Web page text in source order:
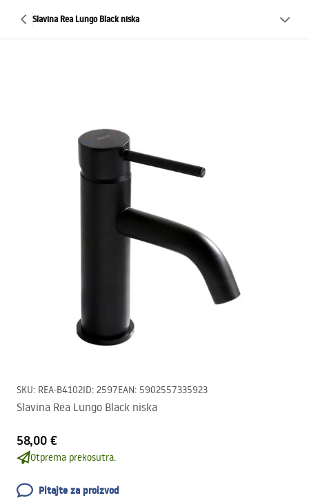
Slavina Rea Lungo Black niska
SKU: REA-B4102ID: 2597EAN: 5902557335923
Slavina Rea Lungo Black niska
58,00 €
Otprema prekosutra.
Pitajte za proizvod